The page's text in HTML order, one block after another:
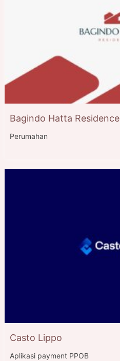
Bagindo Hatta Residence
Perumahan
Casto Lippo
Aplikasi payment PPOB